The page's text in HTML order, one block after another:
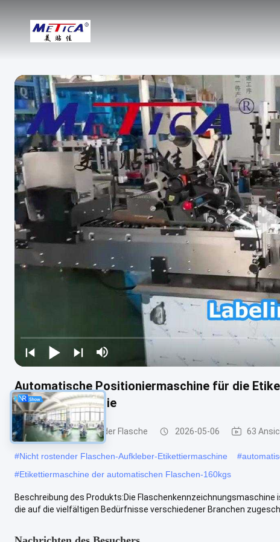
Automatische Positioniermaschine für die
Kosmetikindustrie
Etikettiermaschine der Flasche 2026-05-06 63
#Nicht rostender Flaschen-Aufkleber-Etikettiermaschine #
#Etikettiermaschine der automatischen Flaschen-160kgs
Beschreibung des Produkts:Die
die auf die vielfältigen Bedürfnisse verschiedener Branchen